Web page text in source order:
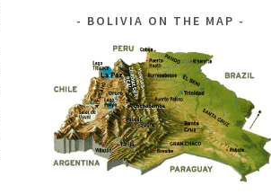
BOLIVIA ON THE MAP